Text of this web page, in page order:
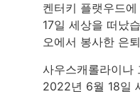
켄터키 플랫우드에
17일 세상을 떠났
오에서 봉사한 은
사우스캐롤라이나
2022년 6월 18일